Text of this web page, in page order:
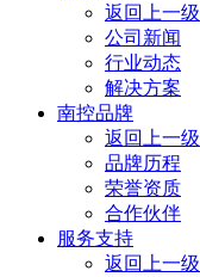
返回上一级
公司新闻
行业动态
解决方案
南控品牌
返回上一级
品牌历程
荣誉资质
合作伙伴
服务支持
返回上一级